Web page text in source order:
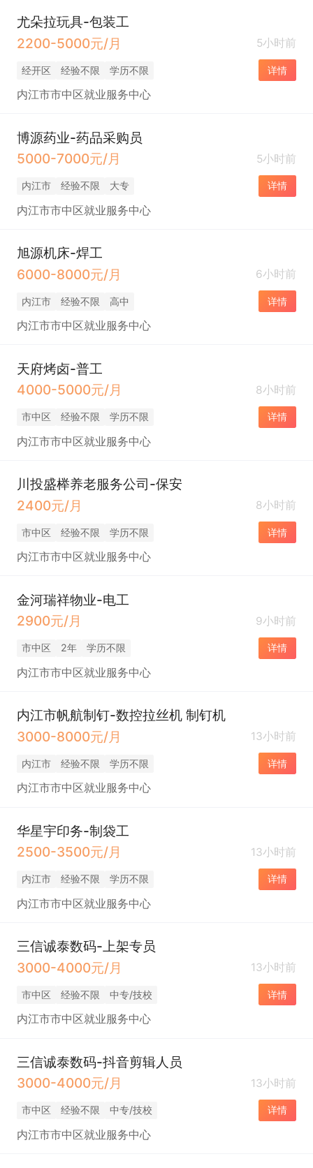
尤朵拉玩具-包装工
2200-5000元/月
5小时前
经开区 经验不限 学历不限 详情
内江市市中区就业服务中心
博源药业-药品采购员
5000-7000元/月
5小时前
内江市 经验不限 大专 详情
内江市市中区就业服务中心
旭源机床-焊工
6000-8000元/月
6小时前
内江市 经验不限 高中 详情
内江市市中区就业服务中心
天府烤卤-普工
4000-5000元/月
8小时前
市中区 经验不限 学历不限 详情
内江市市中区就业服务中心
川投盛榉养老服务公司-保安
2400元/月
8小时前
市中区 经验不限 学历不限 详情
内江市市中区就业服务中心
金河瑞祥物业-电工
2900元/月
9小时前
市中区 2年 学历不限 详情
内江市市中区就业服务中心
内江市帆航制钉-数控拉丝机 制钉机
3000-8000元/月
13小时前
内江市 经验不限 学历不限 详情
内江市市中区就业服务中心
华星宇印务-制袋工
2500-3500元/月
13小时前
内江市 经验不限 学历不限 详情
内江市市中区就业服务中心
三信诚泰数码-上架专员
3000-4000元/月
13小时前
市中区 经验不限 中专/技校 详情
内江市市中区就业服务中心
三信诚泰数码-抖音剪辑人员
3000-4000元/月
13小时前
市中区 经验不限 中专/技校 详情
内江市市中区就业服务中心